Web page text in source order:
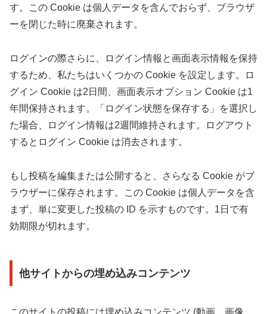
す。この Cookie は個人データを含んでおらず、ブラウザ
ーを閉じた時に廃棄されます。
ログインの際さらに、ログイン情報と画面表示情報を保持
するため、私たちはいくつかの Cookie を設定します。ロ
グイン Cookie は2日間、画面表示オプション Cookie は1
年間保持されます。「ログイン状態を保存する」を選択し
た場合、ログイン情報は2週間維持されます。ログアウト
するとログイン Cookie は消去されます。
もし投稿を編集または公開すると、さらなる Cookie がブ
ラウザーに保存されます。この Cookie は個人データを含
まず、単に変更した投稿の ID を示すものです。1日で有
効期限が切れます。
他サイトからの埋め込みコンテンツ
このサイトの投稿には埋め込みコンテンツ (動画、画像、